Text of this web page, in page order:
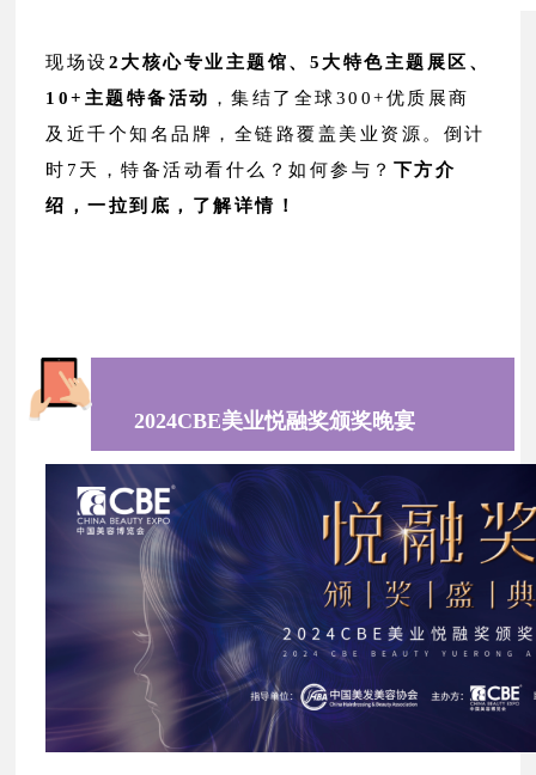
现场设2大核心专业主题馆、5大特色主题展区、
10+主题特备活动 ，集结了全球300+优质展商
及近千个知名品牌，全链路覆盖美业资源。 倒计
时7天，特备活动看什么？如何参与？ 下方介
绍，一拉到底，了解详情！
2024CBE美业悦融奖颁奖晚宴